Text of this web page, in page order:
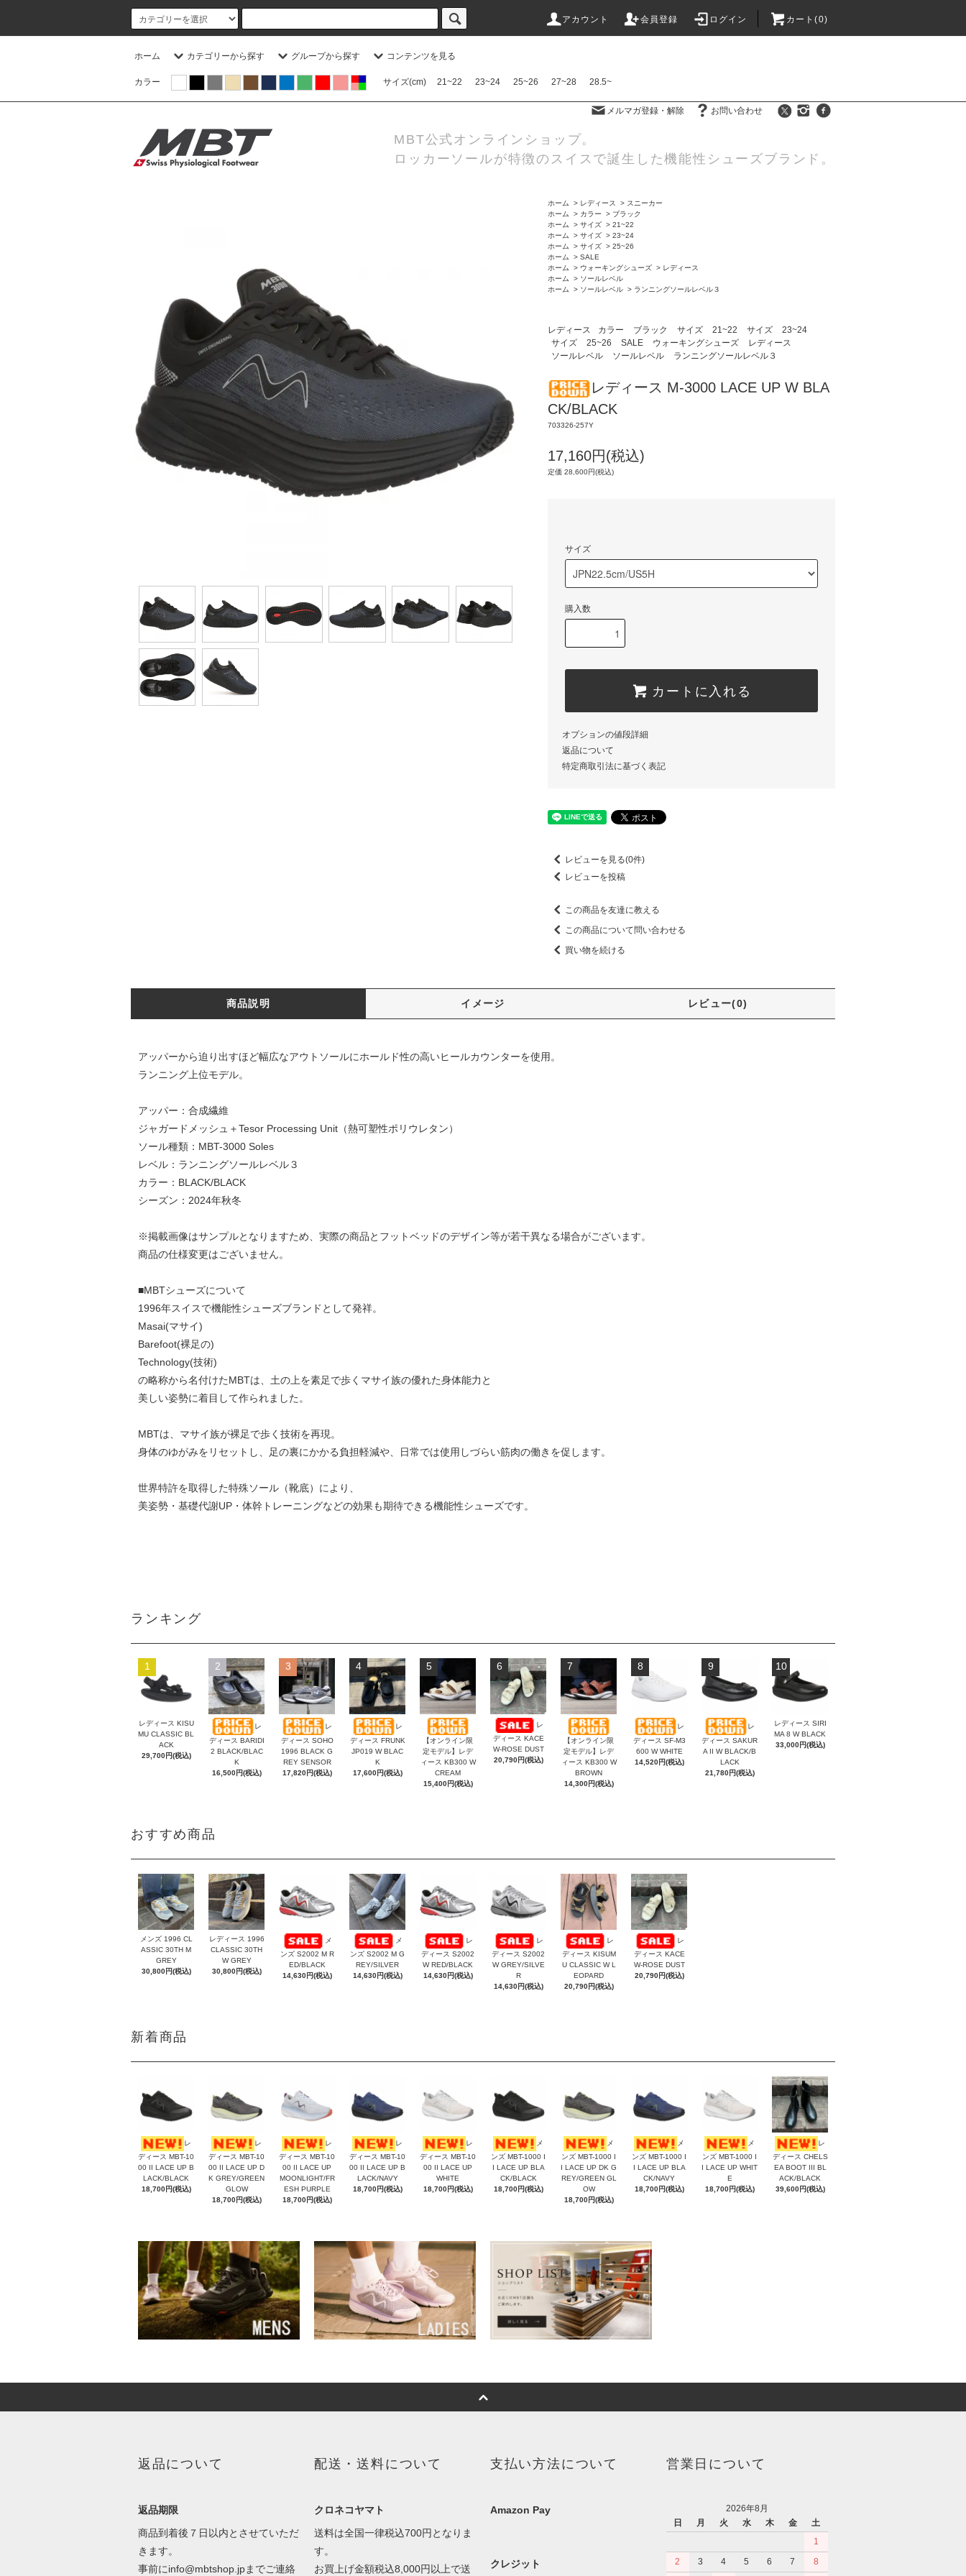
アカウント 会員登録 ログイン カート(0)
ホーム カテゴリーから探す グループから探す コンテンツを見る
カラー サイズ(cm) 21~22 23~24 25~26 27~28 28.5~
メルマガ登録・解除 お問い合わせ
MBT公式オンラインショップ。
ロッカーソールが特徴のスイスで誕生した機能性シューズブランド。
ホーム > レディース > スニーカー
ホーム
> カラー > ブラック
ホーム
> サイズ > 21~22
ホーム
> サイズ > 23~24
ホーム
> サイズ > 25~26
ホーム
> SALE
ホーム
> ウォーキングシューズ > レディース
ホーム
> ソールレベル
ホーム
> ソールレベル > ランニングソールレベル３
レディース カラー ブラック サイズ 21~22 サイズ
23~24
サイズ
25~26 SALE ウォーキングシューズ
レディース
ソールレベル
ソールレベル ランニングソールレベル３
レディース M-3000 LACE UP W BLA
CK/BLACK
703326-257Y
17,160円(税込)
定価 28,600円(税込)
サイズ
購入数
カートに入れる
オプションの値段詳細
返品について
特定商取引法に基づく表記
レビューを見る(0件)
レビューを投稿
この商品を友達に教える
この商品について問い合わせる
買い物を続ける
商品説明 イメージ レビュー(0)
アッパーから迫り出すほど幅広なアウトソールにホールド性の高いヒールカウンターを使用。
ランニング上位モデル。
アッパー：合成繊維
ジャガードメッシュ＋Tesor Processing Unit（熱可塑性ポリウレタン）
ソール種類：MBT-3000 Soles
レベル：ランニングソールレベル３
カラー：BLACK/BLACK
シーズン：2024年秋冬
※掲載画像はサンプルとなりますため、実際の商品とフットベッドのデザイン等が若干異なる場合がございます。
商品の仕様変更はございません。
■MBTシューズについて
1996年スイスで機能性シューズブランドとして発祥。
Masai(マサイ)
Barefoot(裸足の)
Technology(技術)
の略称から名付けたMBTは、土の上を素足で歩くマサイ族の優れた身体能力と
美しい姿勢に着目して作られました。
MBTは、マサイ族が裸足で歩く技術を再現。
身体のゆがみをリセットし、足の裏にかかる負担軽減や、日常では使用しづらい筋肉の働きを促します。
世界特許を取得した特殊ソール（靴底）により、
美姿勢・基礎代謝UP・体幹トレーニングなどの効果も期待できる機能性シューズです。
ランキング
1
レディース KISU
MU CLASSIC BL
ACK
29,700円(税込)
2
レ
ディース BARIDI
2 BLACK/BLAC
K
16,500円(税込)
3
レ
ディース SOHO
1996 BLACK G
REY SENSOR
17,820円(税込)
4
レ
ディース FRUNK
JP019 W BLAC
K
17,600円(税込)
5
【オンライン限
定モデル】レデ
ィース KB300 W
CREAM
15,400円(税込)
6
レ
ディース KACE
W-ROSE DUST
20,790円(税込)
7
【オンライン限
定モデル】レデ
ィース KB300 W
BROWN
14,300円(税込)
8
レ
ディース SF-M3
600 W WHITE
14,520円(税込)
9
レ
ディース SAKUR
A II W BLACK/B
LACK
21,780円(税込)
10
レディース SIRI
MA 8 W BLACK
33,000円(税込)
おすすめ商品
メンズ 1996 CL
ASSIC 30TH M
GREY
30,800円(税込)
レディース 1996
CLASSIC 30TH
W GREY
30,800円(税込)
メ
ンズ S2002 M R
ED/BLACK
14,630円(税込)
メ
ンズ S2002 M G
REY/SILVER
14,630円(税込)
レ
ディース S2002
W RED/BLACK
14,630円(税込)
レ
ディース S2002
W GREY/SILVE
R
14,630円(税込)
レ
ディース KISUM
U CLASSIC W L
EOPARD
20,790円(税込)
レ
ディース KACE
W-ROSE DUST
20,790円(税込)
新着商品
レ
ディース MBT-10
00 II LACE UP B
LACK/BLACK
18,700円(税込)
レ
ディース MBT-10
00 II LACE UP D
K GREY/GREEN
GLOW
18,700円(税込)
レ
ディース MBT-10
00 II LACE UP
MOONLIGHT/FR
ESH PURPLE
18,700円(税込)
レ
ディース MBT-10
00 II LACE UP B
LACK/NAVY
18,700円(税込)
レ
ディース MBT-10
00 II LACE UP
WHITE
18,700円(税込)
メ
ンズ MBT-1000 I
I LACE UP BLA
CK/BLACK
18,700円(税込)
メ
ンズ MBT-1000 I
I LACE UP DK G
REY/GREEN GL
OW
18,700円(税込)
メ
ンズ MBT-1000 I
I LACE UP BLA
CK/NAVY
18,700円(税込)
メ
ンズ MBT-1000 I
I LACE UP WHIT
E
18,700円(税込)
レ
ディース CHELS
EA BOOT III BL
ACK/BLACK
39,600円(税込)
返品について
返品期限
商品到着後７日以内とさせていただ
きます。
事前にinfo@mbtshop.jpまでご連絡
配送・送料について
クロネコヤマト
送料は全国一律税込700円となりま
す。
お買上げ金額税込8,000円以上で送
支払い方法について
Amazon Pay
クレジット
営業日について
2026年8月
日
月 火 水 木 金
土
1
2
3 4 5 6 7 8